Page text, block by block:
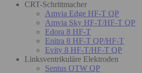
CRT-Schrittmacher
Amvia Edge HF-T QP
Amvia Sky HF-T/HF-T QP
Edora 8 HF-T
Enitra 8 HF-T QP/HF-T
Evity 8 HF-T/HF-T QP
Linksventrikuläre Elektroden
Sentus OTW QP